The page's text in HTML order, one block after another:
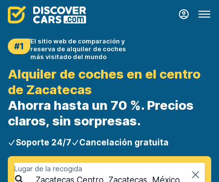
#1
El sitio web de comparación y
reserva de alquiler de coches
más visitado del mundo
Alquiler de coches en el centro
de Zacatecas
Ahorra hasta un 70 %. Precios
claros, sin sorpresas.
Soporte 24/7 Cancelación gratuita
Lugar de la recogida
Zacatecas Centro, Zacatecas, México